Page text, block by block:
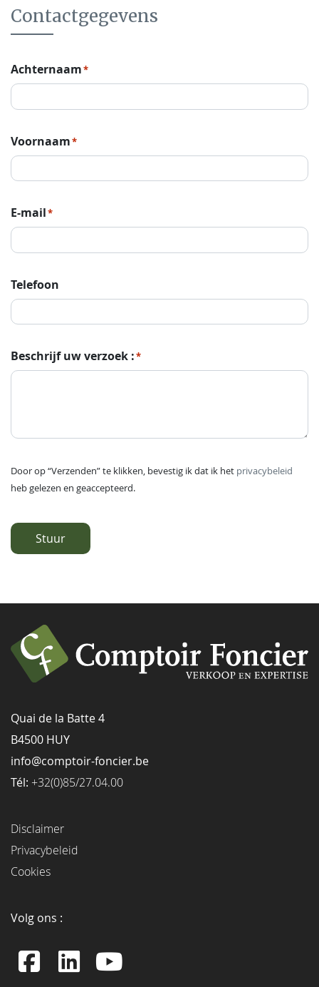
Contactgegevens
Achternaam*
Voornaam*
E-mail*
Telefoon
Beschrijf uw verzoek :*
Door op “Verzenden” te klikken, bevestig ik dat ik het privacybeleid
heb gelezen en geaccepteerd.
Stuur
Quai de la Batte 4
B4500 HUY
info@comptoir-foncier.be
Tél: +32(0)85/27.04.00
Disclaimer
Privacybeleid
Cookies
Volg ons :